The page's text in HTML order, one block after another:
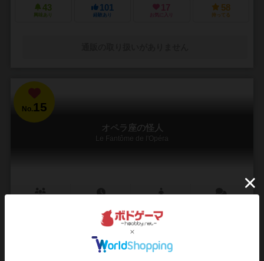
43
興味あり
101
経験あり
17
お気に入り
58
持ってる
No.15
オペラ座の怪人
Le Fantôme de l'Opéra
10の部屋に散らばる8人の容疑者――怪人は誰だ？
『オペラ座の怪人（Le Fantôme de l’Opéra）』は、2人用ボードゲー
ムで、『Mr. Jack』のゲームシステムをベースにした非対称型の推理ゲ